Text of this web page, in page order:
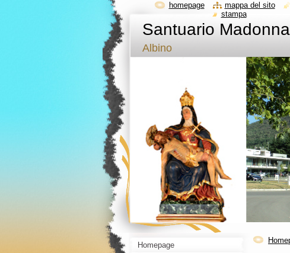
Santuario
Albino
Homepage
homepage mappa del sito
stampa